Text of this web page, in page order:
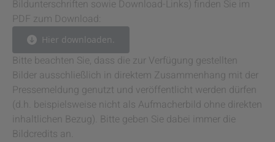
Bildunterschriften sowie Download-Links) finden Sie im
PDF zum Download:
Hier downloaden.
Bitte beachten Sie, dass die zur Verfügung gestellten
Bilder ausschließlich in direktem Zusammenhang mit der
Pressemeldung genutzt und veröffentlicht werden dürfen
(d.h. beispielsweise nicht als Aufmacherbild ohne direkten
inhaltlichen Bezug). Bitte geben Sie dabei immer die
Bildcredits an.